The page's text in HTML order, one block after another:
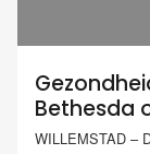
Bethesda
WILLEMSTAD –